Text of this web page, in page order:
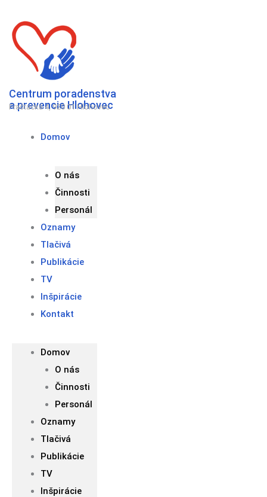
obsah
Centrum poradenstva
a prevencie Hlohovec
Fraštacká 4, 920 01 Hlohovec
Domov
O nás
Činnosti
Personál
Oznamy
Tlačivá
Publikácie
TV
Inšpirácie
Kontakt
Domov
O nás
Činnosti
Personál
Oznamy
Tlačivá
Publikácie
TV
Inšpirácie